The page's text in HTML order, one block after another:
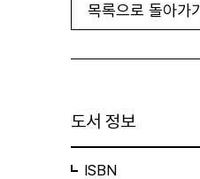
목록으로 돌아가기
도서 정보
ISBN